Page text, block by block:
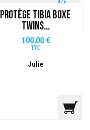
PROTÈGE TIBIA BOXE
TWINS...
Prix
100,00 €
TTC
Julie